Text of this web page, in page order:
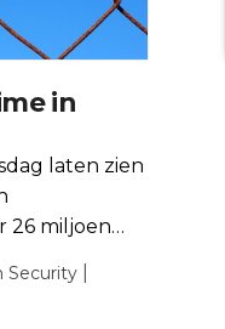
in
laten zien
26 miljoen
Security